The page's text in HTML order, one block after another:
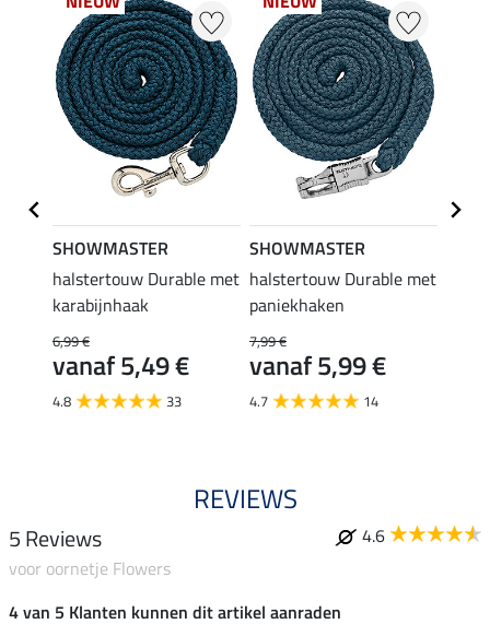
SHOWMASTER
halstertouw Durable met
karabijnhaak
6,99 €
vanaf 5,49 €
4.8 33
SHOWMASTER
halstertouw Durable met
paniekhaken
7,99 €
vanaf 5,99 €
4.7 14
REVIEWS
5 Reviews
4.6
voor oornetje Flowers
4 van 5 Klanten kunnen dit artikel aanraden